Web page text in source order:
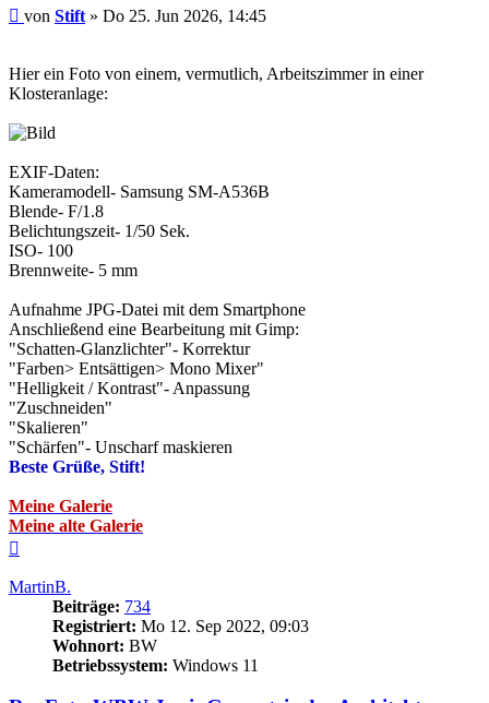
Beitrag
von Stift » Do 25. Jun 2026, 14:45
Hier ein Foto von einem, vermutlich, Arbeitszimmer in einer
Klosteranlage:
EXIF-Daten:
Kameramodell- Samsung SM-A536B
Blende- F/1.8
Belichtungszeit- 1/50 Sek.
ISO- 100
Brennweite- 5 mm
Aufnahme JPG-Datei mit dem Smartphone
Anschließend eine Bearbeitung mit Gimp:
"Schatten-Glanzlichter"- Korrektur
"Farben> Entsättigen> Mono Mixer"
"Helligkeit / Kontrast"- Anpassung
"Zuschneiden"
"Skalieren"
"Schärfen"- Unscharf maskieren
Beste Grüße, Stift!
Meine Galerie
Meine alte Galerie
MartinB.
Beiträge: 734
Registriert: Mo 12. Sep 2022, 09:03
Wohnort: BW
Betriebssystem: Windows 11